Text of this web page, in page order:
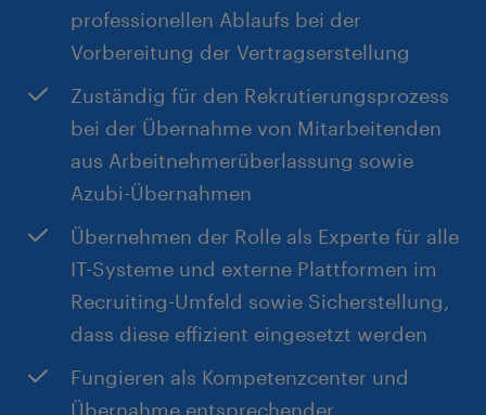
professionellen Ablaufs bei der
Vorbereitung der Vertragserstellung
Zuständig für den Rekrutierungsprozess
bei der Übernahme von Mitarbeitenden
aus Arbeitnehmerüberlassung sowie
Azubi-Übernahmen
Übernehmen der Rolle als Experte für alle
IT-Systeme und externe Plattformen im
Recruiting-Umfeld sowie Sicherstellung,
dass diese effizient eingesetzt werden
Fungieren als Kompetenzcenter und
Übernahme entsprechender